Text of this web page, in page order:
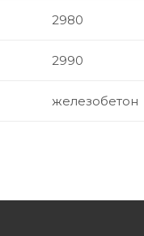
2980
2990
железобетон